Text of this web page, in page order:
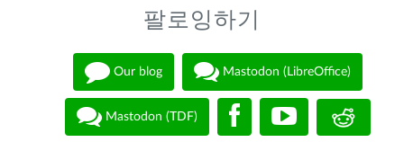
팔로잉하기
Our blog Mastodon (LibreOffice)
Mastodon (TDF)